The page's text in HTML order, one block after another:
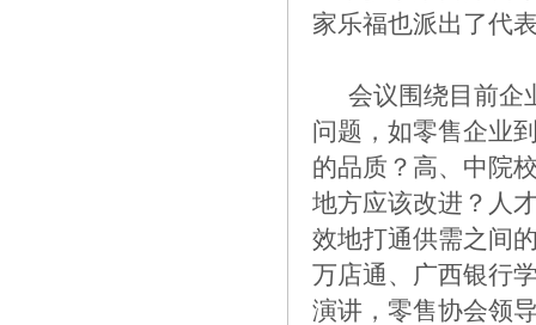
家乐福也派出了代
会议围绕目前企
问题，如零售企业
的品质？高、中院
地方应该改进？人
效地打通供需之间
万店通、广西银行
演讲，零售协会领